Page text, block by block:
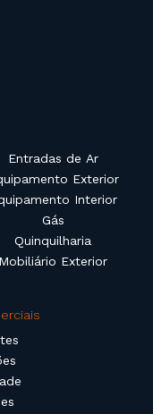
Entradas de Ar
Exterior
Interior
Gás
Quinquilharia
Mobiliário Exterior